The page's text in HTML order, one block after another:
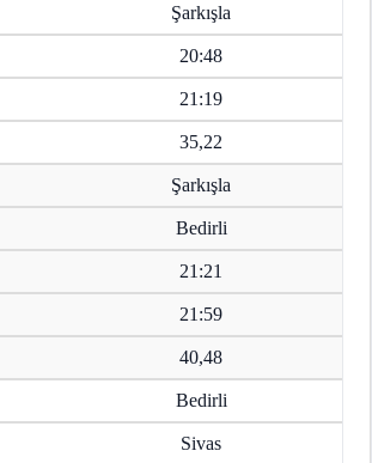
Şarkışla
20:48
21:19
35,22
Şarkışla
Bedirli
21:21
21:59
40,48
Bedirli
Sivas